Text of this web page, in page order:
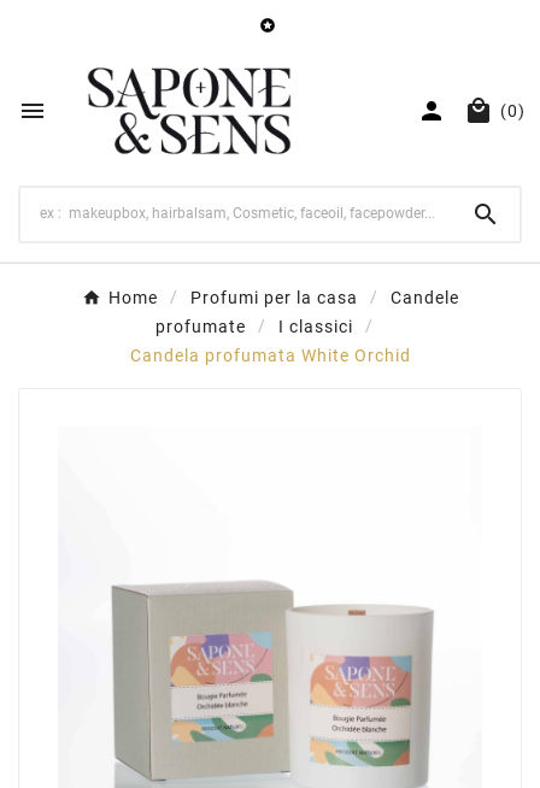

   (0)

Home Profumi per la casa
Candele
profumate
I classici
Candela profumata White Orchid